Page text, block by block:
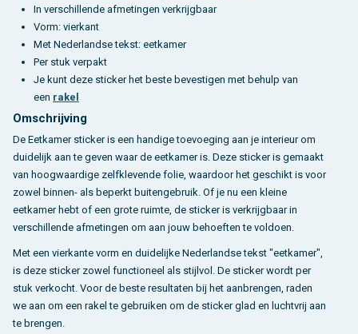
In verschillende afmetingen verkrijgbaar
Vorm: vierkant
Met Nederlandse tekst: eetkamer
Per stuk verpakt
Je kunt deze sticker het beste bevestigen met behulp van
een rakel
Omschrijving
De Eetkamer sticker is een handige toevoeging aan je interieur om
duidelijk aan te geven waar de eetkamer is. Deze sticker is gemaakt
van hoogwaardige zelfklevende folie, waardoor het geschikt is voor
zowel binnen- als beperkt buitengebruik. Of je nu een kleine
eetkamer hebt of een grote ruimte, de sticker is verkrijgbaar in
verschillende afmetingen om aan jouw behoeften te voldoen.
Met een vierkante vorm en duidelijke Nederlandse tekst "eetkamer",
is deze sticker zowel functioneel als stijlvol. De sticker wordt per
stuk verkocht. Voor de beste resultaten bij het aanbrengen, raden
we aan om een rakel te gebruiken om de sticker glad en luchtvrij aan
te brengen.